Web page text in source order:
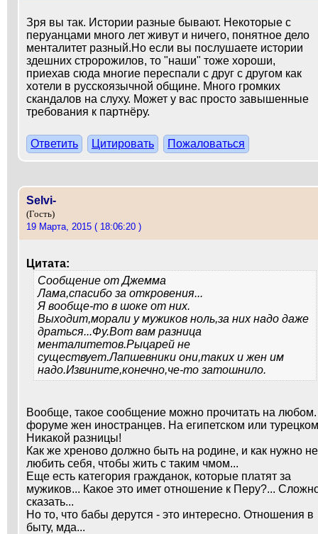
Зря вы так. Истории разные бывают. Некоторые с
перуанцами много лет живут и ничего, понятное дело
менталитет разный.Но если вы послушаете истории
здешних стророжилов, то "наши" тоже хороши,
приехав сюда многие переспали с друг с другом как
хотели в русскоязычной общине. Много громких
скандалов на слуху. Может у вас просто завышенные
требования к партнёру.
Ответить Цитировать Пожаловаться
Selvi-
(Гость)
19 Марта, 2015 ( 18:06:20 )
Цитата:
Сообщение отДжемма
Лама,спасибо за откровения...
Я вообще-то в шоке от них.
Выходит,морали у мужиков ноль,за них надо даже
драться...Фу.Вот вам разница
менталитетов.Рыцарей не
существует.Лапшевники они,таких и жен им
надо.Извините,конечно,че-то затошнило.
Вообще, такое сообщение можно прочитать на любом.
форуме жен иностранцев. На египетском или
Никакой разницы!
Как же хреново должно быть на родине, и как нужно не
любить себя, чтобы жить с таким чмом...
Еще есть категория гражданок, которые платят за
мужиков... Какое это имет отношение к Перу?...
сказать...
Но то, что бабы дерутся - это интересно. Отношения в
быту, мда...